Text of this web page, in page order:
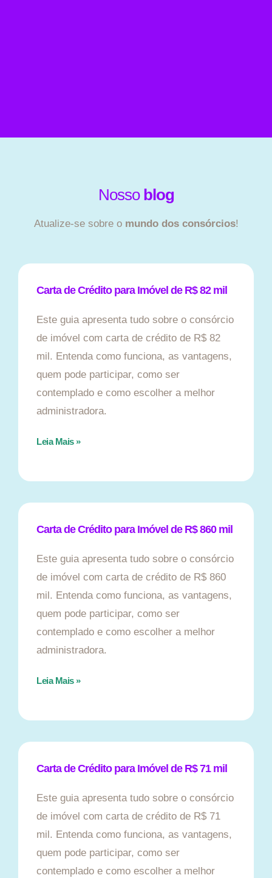
Nosso blog
Atualize-se sobre o mundo dos consórcios!
Carta de Crédito para Imóvel de R$ 82 mil
Este guia apresenta tudo sobre o consórcio
de imóvel com carta de crédito de R$ 82
mil. Entenda como funciona, as vantagens,
quem pode participar, como ser
contemplado e como escolher a melhor
administradora.
Leia Mais »
Carta de Crédito para Imóvel de R$ 860 mil
Este guia apresenta tudo sobre o consórcio
de imóvel com carta de crédito de R$ 860
mil. Entenda como funciona, as vantagens,
quem pode participar, como ser
contemplado e como escolher a melhor
administradora.
Leia Mais »
Carta de Crédito para Imóvel de R$ 71 mil
Este guia apresenta tudo sobre o consórcio
de imóvel com carta de crédito de R$ 71
mil. Entenda como funciona, as vantagens,
quem pode participar, como ser
contemplado e como escolher a melhor